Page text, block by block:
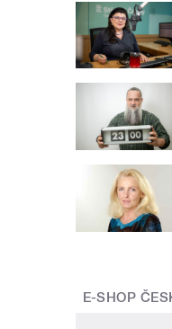
E-SHOP